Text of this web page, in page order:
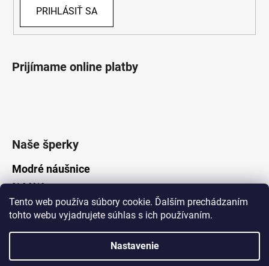
Tento web používa súbory cookie. Ďalším prechádzaním
tohto webu vyjadrujete súhlas s ich používaním.
Nastavenie
PRIHLÁSIŤ SA
Prijímame online platby
Naše šperky
Modré náušnice
21.8.2019
Vytvoril Shoptet
Lotka.sk. Všetky práva vyhradené.
Upraviť nastavenie cookies